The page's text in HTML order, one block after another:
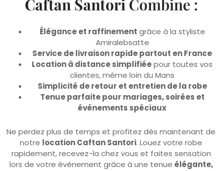
Élégance et raffinementgrâce à la styliste
Service de livraison rapide partout en France
Location à distance simplifiée
clientes, même loin du Mans
Simplicité de retour et entretien de la robe
Tenue parfaite pour mariages, soirées et
événements spéciaux
Ne perdez plus de temps et profitez dès maintenant de
rapidement, recevez-la chez vous et faites sensation
lors de votre événement grâce à une tenueélégante,
pratique et signée par une styliste renommée.